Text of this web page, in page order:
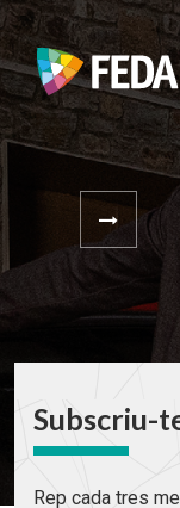
Subscriu-
Rep cada tres